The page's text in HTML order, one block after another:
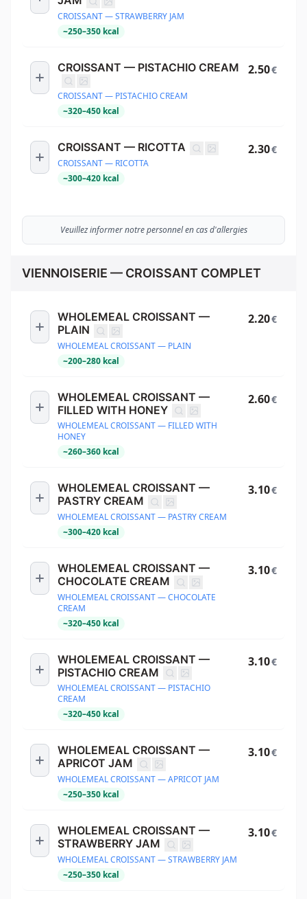
CROISSANT — STRAWBERRY JAM
~250–350 kcal
CROISSANT — PISTACHIO CREAM
CROISSANT — PISTACHIO CREAM
~320–450 kcal
2.50€
CROISSANT — RICOTTA
CROISSANT — RICOTTA
~300–420 kcal
2.30€
Veuillez informer notre personnel en cas d'allergies
VIENNOISERIE — CROISSANT COMPLET
WHOLEMEAL CROISSANT —
PLAIN
WHOLEMEAL CROISSANT — PLAIN
~200–280 kcal
2.20€
WHOLEMEAL CROISSANT —
FILLED WITH HONEY
WHOLEMEAL CROISSANT — FILLED WITH
HONEY
~260–360 kcal
2.60€
WHOLEMEAL CROISSANT —
PASTRY CREAM
WHOLEMEAL CROISSANT — PASTRY CREAM
~300–420 kcal
3.10€
WHOLEMEAL CROISSANT —
CHOCOLATE CREAM
WHOLEMEAL CROISSANT — CHOCOLATE
CREAM
~320–450 kcal
3.10€
WHOLEMEAL CROISSANT —
PISTACHIO CREAM
WHOLEMEAL CROISSANT — PISTACHIO
CREAM
~320–450 kcal
3.10€
WHOLEMEAL CROISSANT —
APRICOT JAM
WHOLEMEAL CROISSANT — APRICOT JAM
~250–350 kcal
3.10€
WHOLEMEAL CROISSANT —
STRAWBERRY JAM
WHOLEMEAL CROISSANT — STRAWBERRY JAM
~250–350 kcal
3.10€